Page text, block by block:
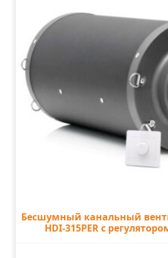
Бесшумный канальный
HDI-315PER с